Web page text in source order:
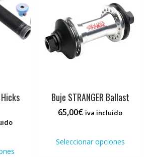
Hicks Buje STRANGER Ballast
65,00€ iva incluido
Seleccionar opciones